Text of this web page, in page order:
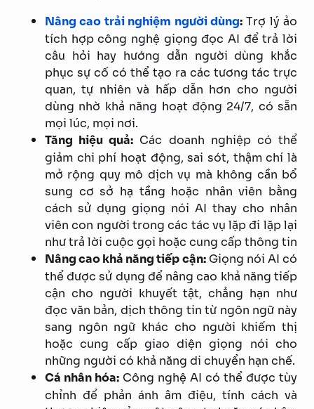
Nâng cao trải nghiệm người dùng:Trợ lý ảo
tích hợp công nghệ giọng đọc AI để trả lời
câu hỏi hay hướng dẫn người dùng khắc
phục sự cố có thể tạo ra các tương tác trực
quan, tự nhiên và hấp dẫn hơn cho người
dùng nhờ khả năng hoạt động 24/7, có sẵn
mọi lúc, mọi nơi.
Tăng hiệu quả: Các doanh nghiệp có thể
giảm chi phí hoạt động, sai sót, thậm chí là
mở rộng quy mô dịch vụ mà không cần bổ
sung cơ sở hạ tầng hoặc nhân viên bằng
cách sử dụng giọng nói AI thay cho nhân
viên con người trong các tác vụ lặp đi lặp lại
như trả lời cuộc gọi hoặc cung cấp thông tin
Nâng cao khả năng tiếp cận:Giọng nói AI có
thể được sử dụng để nâng cao khả năng tiếp
cận cho người khuyết tật, chẳng hạn như
đọc văn bản, dịch thông tin từ ngôn ngữ này
sang ngôn ngữ khác cho người khiếm thị
hoặc cung cấp giao diện giọng nói cho
những người có khả năng di chuyển hạn chế.
Cá nhân hóa: Công nghệ AI có thể được tùy
chỉnh để phản ánh âm điệu, tính cách và